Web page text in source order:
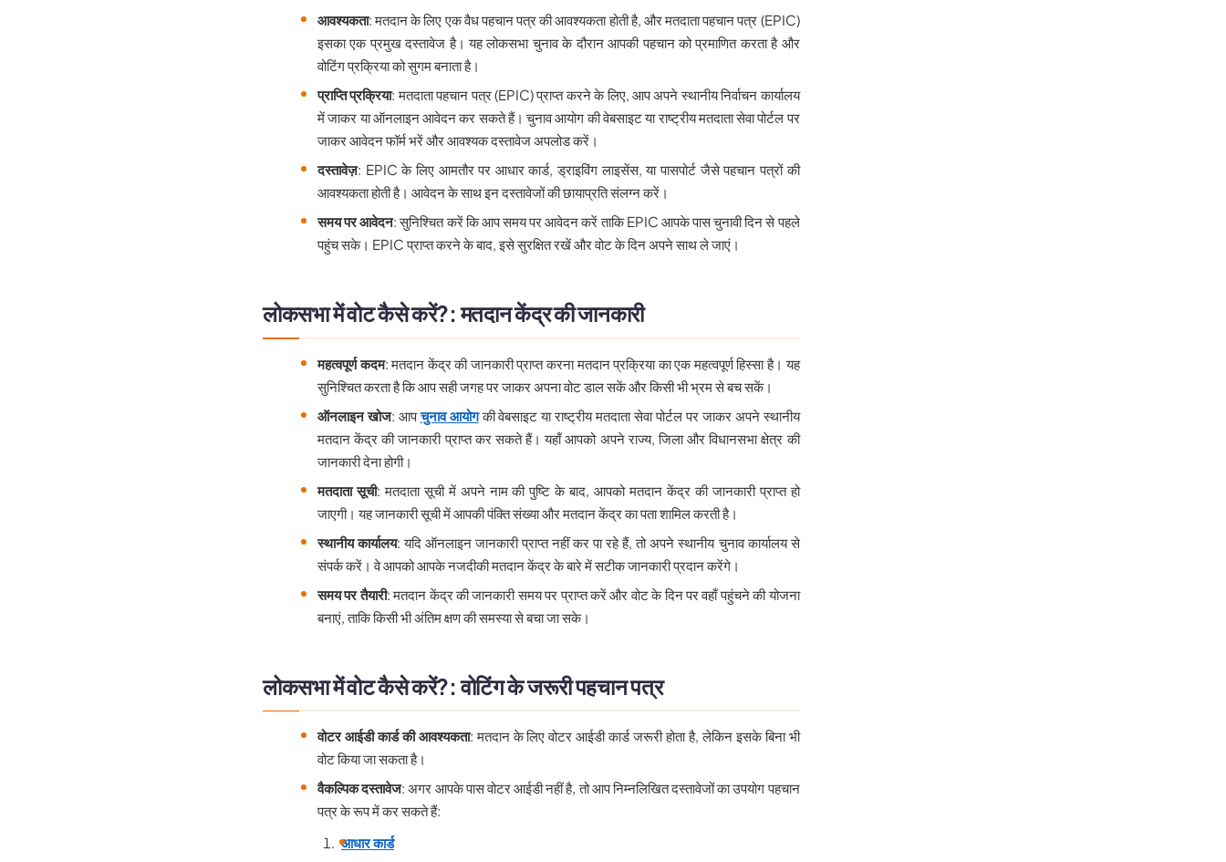
आवश्यकता: मतदान के लिए एक वैध पहचान पत्र की आवश्यकता होती है, और मतदाता पहचान पत्र (EPIC)
इसका एक प्रमुख दस्तावेज है। यह लोकसभा चुनाव के दौरान आपकी पहचान को प्रमाणित करता है और
वोटिंग प्रक्रिया को सुगम बनाता है।
प्राप्ति प्रक्रिया: मतदाता पहचान पत्र (EPIC) प्राप्त करने के लिए, आप अपने स्थानीय निर्वाचन कार्यालय
में जाकर या ऑनलाइन आवेदन कर सकते हैं। चुनाव आयोग की वेबसाइट या राष्ट्रीय मतदाता सेवा पोर्टल पर
जाकर आवेदन फॉर्म भरें और आवश्यक दस्तावेज अपलोड करें।
दस्तावेज़: EPIC के लिए आमतौर पर आधार कार्ड, ड्राइविंग लाइसेंस, या पासपोर्ट जैसे पहचान पत्रों की
आवश्यकता होती है। आवेदन के साथ इन दस्तावेजों की छायाप्रति संलग्न करें।
समय पर आवेदन: सुनिश्चित करें कि आप समय पर आवेदन करें ताकि EPIC आपके पास चुनावी दिन से पहले
पहुंच सके। EPIC प्राप्त करने के बाद, इसे सुरक्षित रखें और वोट के दिन अपने साथ ले जाएं।
लोकसभा में वोट कैसे करें?: मतदान केंद्र की जानकारी
महत्वपूर्ण कदम: मतदान केंद्र की जानकारी प्राप्त करना मतदान प्रक्रिया का एक महत्वपूर्ण हिस्सा है। यह
सुनिश्चित करता है कि आप सही जगह पर जाकर अपना वोट डाल सकें और किसी भी भ्रम से बच सकें।
ऑनलाइन खोज: आपचुनाव आयोगकी वेबसाइट या राष्ट्रीय मतदाता सेवा पोर्टल पर जाकर अपने स्थानीय
मतदान केंद्र की जानकारी प्राप्त कर सकते हैं। यहाँ आपको अपने राज्य, जिला और विधानसभा क्षेत्र की
जानकारी देना होगी।
मतदाता सूची: मतदाता सूची में अपने नाम की पुष्टि के बाद, आपको मतदान केंद्र की जानकारी प्राप्त हो
जाएगी। यह जानकारी सूची में आपकी पंक्ति संख्या और मतदान केंद्र का पता शामिल करती है।
स्थानीय कार्यालय: यदि ऑनलाइन जानकारी प्राप्त नहीं कर पा रहे हैं, तो अपने स्थानीय चुनाव कार्यालय से
संपर्क करें। वे आपको आपके नजदीकी मतदान केंद्र के बारे में सटीक जानकारी प्रदान करेंगे।
समय पर तैयारी: मतदान केंद्र की जानकारी समय पर प्राप्त करें और वोट के दिन पर वहाँ पहुंचने की योजना
बनाएं, ताकि किसी भी अंतिम क्षण की समस्या से बचा जा सके।
लोकसभा में वोट कैसे करें?: वोटिंग के जरूरी पहचान पत्र
वोटर आईडी कार्ड की आवश्यकता: मतदान के लिए वोटर आईडी कार्ड जरूरी होता है, लेकिन इसके बिना भी
वोट किया जा सकता है।
वैकल्पिक दस्तावेज: अगर आपके पास वोटर आईडी नहीं है, तो आप निम्नलिखित दस्तावेजों का उपयोग पहचान
पत्र के रूप में कर सकते हैं:
आधार कार्ड